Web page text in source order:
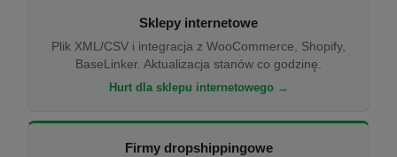
Sklepy internetowe
Plik XML/CSV i integracja z WooCommerce, Shopify,
BaseLinker. Aktualizacja stanów co godzinę.
Hurt dla sklepu internetowego →
Firmy dropshippingowe